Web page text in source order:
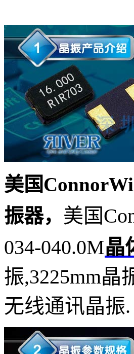
美国
振器， 美国
034-040.0M晶
振,3225mm晶
无线通讯晶振.